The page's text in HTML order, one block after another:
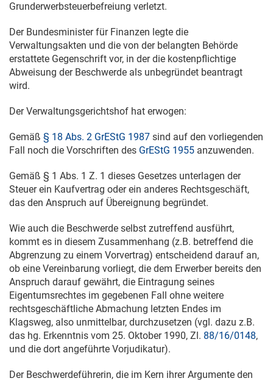
Grunderwerbsteuerbefreiung verletzt.
Der Bundesminister für Finanzen legte die
Verwaltungsakten und die von der belangten Behörde
erstattete Gegenschrift vor, in der die kostenpflichtige
Abweisung der Beschwerde als unbegründet beantragt
wird.
Der Verwaltungsgerichtshof hat erwogen:
Gemäß § 18 Abs. 2 GrEStG 1987 sind auf den vorliegenden
Fall noch die Vorschriften des GrEStG 1955 anzuwenden.
Gemäß § 1 Abs. 1 Z. 1 dieses Gesetzes unterlagen der
Steuer ein Kaufvertrag oder ein anderes Rechtsgeschäft,
das den Anspruch auf Übereignung begründet.
Wie auch die Beschwerde selbst zutreffend ausführt,
kommt es in diesem Zusammenhang (z.B. betreffend die
Abgrenzung zu einem Vorvertrag) entscheidend darauf an,
ob eine Vereinbarung vorliegt, die dem Erwerber bereits den
Anspruch darauf gewährt, die Eintragung seines
Eigentumsrechtes im gegebenen Fall ohne weitere
rechtsgeschäftliche Abmachung letzten Endes im
Klagsweg, also unmittelbar, durchzusetzen (vgl. dazu z.B.
das hg. Erkenntnis vom 25. Oktober 1990, Zl. 88/16/0148,
und die dort angeführte Vorjudikatur).
Der Beschwerdeführerin, die im Kern ihrer Argumente den